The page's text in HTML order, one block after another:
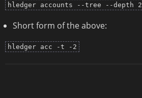
hledger accounts --tree --depth 2
Short form of the above:
hledger acc -t -2